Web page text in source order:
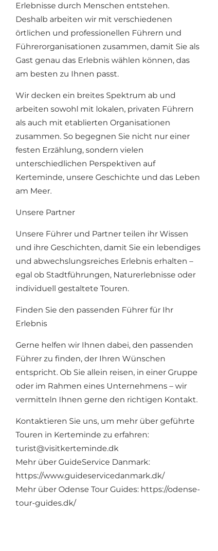
Erlebnisse durch Menschen entstehen.
Deshalb arbeiten wir mit verschiedenen
örtlichen und professionellen Führern und
Führerorganisationen zusammen, damit Sie als
Gast genau das Erlebnis wählen können, das
am besten zu Ihnen passt.
Wir decken ein breites Spektrum ab und
arbeiten sowohl mit lokalen, privaten Führern
als auch mit etablierten Organisationen
zusammen. So begegnen Sie nicht nur einer
festen Erzählung, sondern vielen
unterschiedlichen Perspektiven auf
Kerteminde, unsere Geschichte und das Leben
am Meer.
Unsere Partner
Unsere Führer und Partner teilen ihr Wissen
und ihre Geschichten, damit Sie ein lebendiges
und abwechslungsreiches Erlebnis erhalten –
egal ob Stadtführungen, Naturerlebnisse oder
individuell gestaltete Touren.
Finden Sie den passenden Führer für Ihr
Erlebnis
Gerne helfen wir Ihnen dabei, den passenden
Führer zu finden, der Ihren Wünschen
entspricht. Ob Sie allein reisen, in einer Gruppe
oder im Rahmen eines Unternehmens – wir
vermitteln Ihnen gerne den richtigen Kontakt.
Kontaktieren Sie uns, um mehr über geführte
Touren in Kerteminde zu erfahren:
turist@visitkerteminde.dk
Mehr über GuideService Danmark:
https://www.guideservicedanmark.dk/
Mehr über Odense Tour Guides: https://odense-
tour-guides.dk/